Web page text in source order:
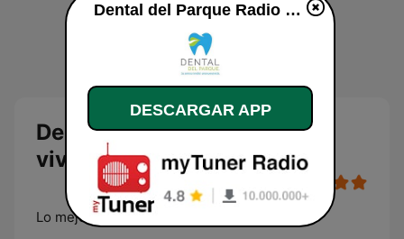
Dental del Parque Radio en
vivo
Lo mejor de la música digital
Dental del Parque Radio en vivo
DESCARGAR APP